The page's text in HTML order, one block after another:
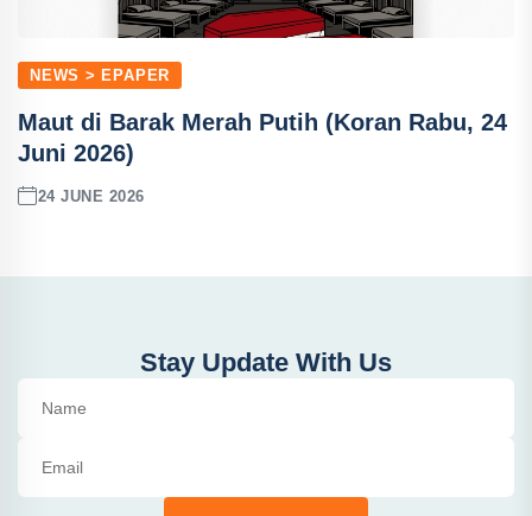
NEWS > EPAPER
Maut di Barak Merah Putih (Koran Rabu, 24
Juni 2026)
24 JUNE 2026
Stay Update With Us